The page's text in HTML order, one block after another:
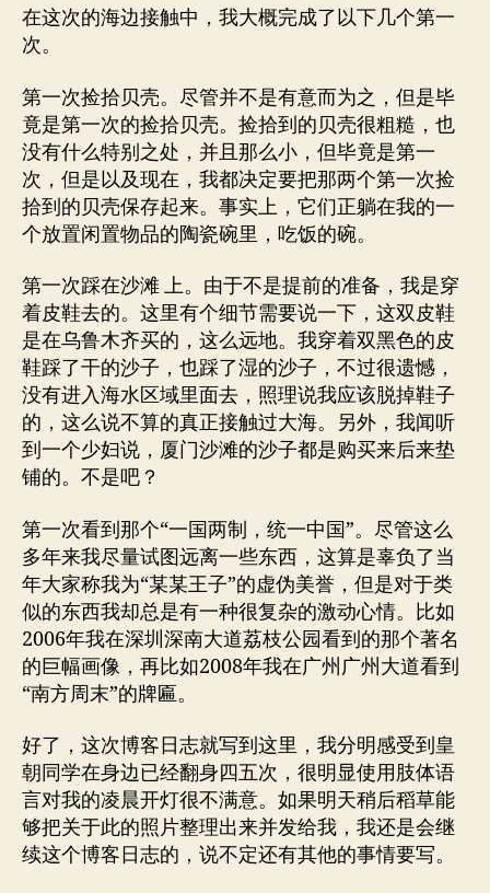
在这次的海边接触中，我大概完成了以下几个第一
次。
第一次捡拾贝壳。尽管并不是有意而为之，但是毕
竟是第一次的捡拾贝壳。捡拾到的贝壳很粗糙，也
没有什么特别之处，并且那么小，但毕竟是第一
次，但是以及现在，我都决定要把那两个第一次捡
拾到的贝壳保存起来。事实上，它们正躺在我的一
个放置闲置物品的陶瓷碗里，吃饭的碗。
第一次踩在沙滩 上。由于不是提前的准备，我是穿
着皮鞋去的。这里有个细节需要说一下，这双皮鞋
是在乌鲁木齐买的，这么远地。我穿着双黑色的皮
鞋踩了干的沙子，也踩了湿的沙子，不过很遗憾，
没有进入海水区域里面去，照理说我应该脱掉鞋子
的，这么说不算的真正接触过大海。另外，我闻听
到一个少妇说，厦门沙滩的沙子都是购买来后来垫
铺的。不是吧？
第一次看到那个“一国两制，统一中国”。尽管这么
多年来我尽量试图远离一些东西，这算是辜负了当
年大家称我为“某某王子”的虚伪美誉，但是对于类
似的东西我却总是有一种很复杂的激动心情。比如
2006年我在深圳深南大道荔枝公园看到的那个著名
的巨幅画像，再比如2008年我在广州广州大道看到
“南方周末”的牌匾。
好了，这次博客日志就写到这里，我分明感受到皇
朝同学在身边已经翻身四五次，很明显使用肢体语
言对我的凌晨开灯很不满意。如果明天稍后稻草能
够把关于此的照片整理出来并发给我，我还是会继
续这个博客日志的，说不定还有其他的事情要写。